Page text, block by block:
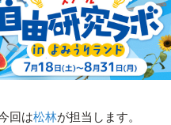
回は松林が担当します。